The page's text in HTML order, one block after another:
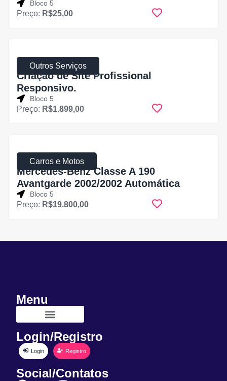
Bloco 5
Preço: R$25,00
Outros Serviços
31 de julho de 2025
Criação de Site Profissional
Responsivo.
Bloco 5
Preço: R$1.899,00
Carros e Motos
31 de julho de 2025
Mercedes-Benz Classe A 190
Avantgarde 2002/2002 Automática
Bloco 5
Preço: R$19.800,00
Menu
Login/Registro
Login Registro
Social/Contatos